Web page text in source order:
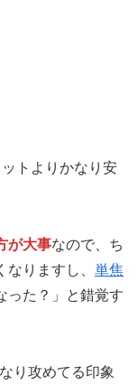
トよりかなり安
が大事なので、ち
りますし、 単焦
った？」と錯覚す
り攻めてる印象